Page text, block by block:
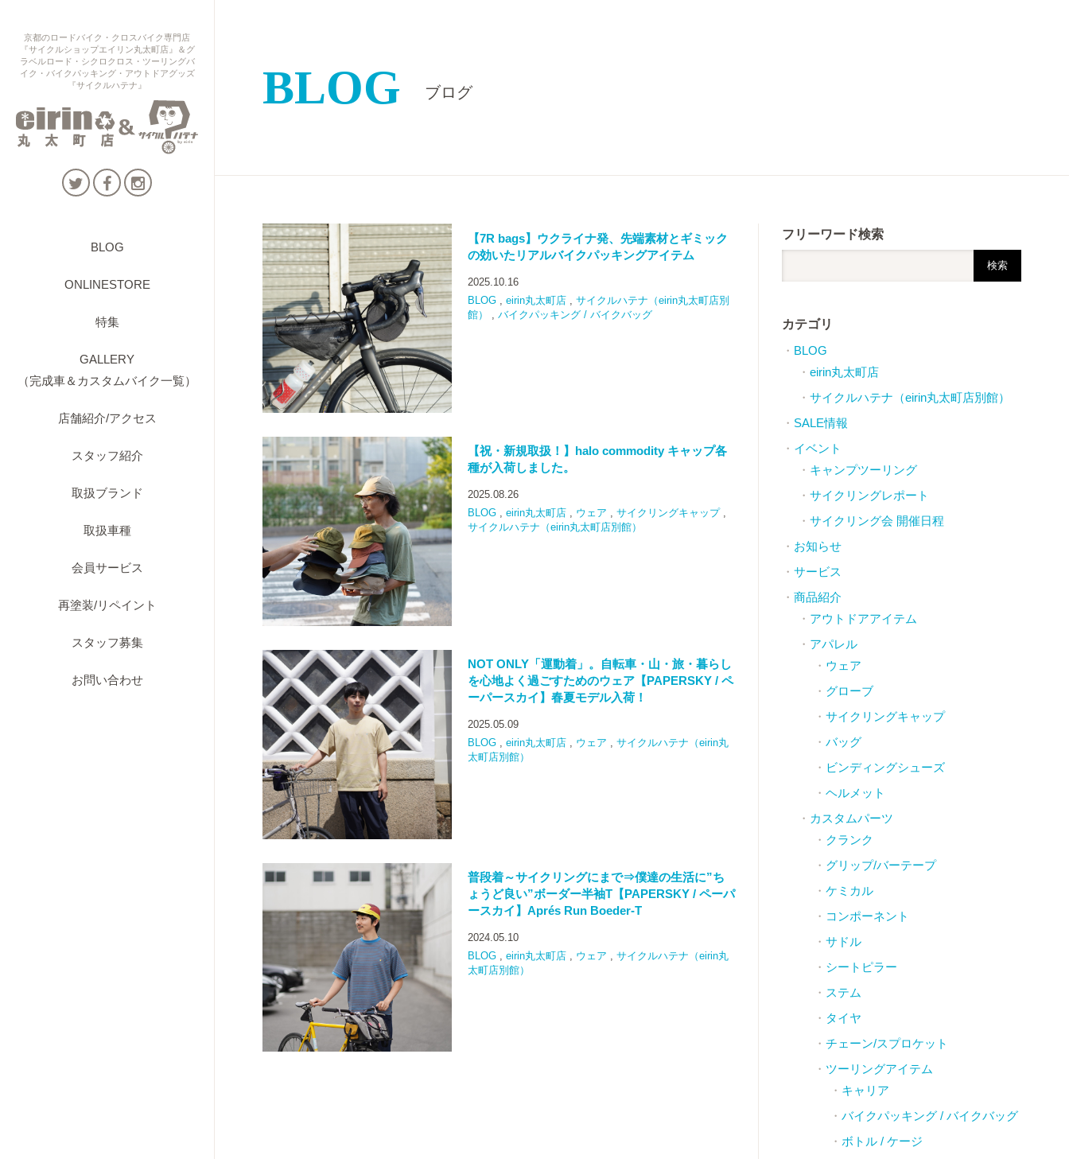
京都のロードバイク・クロスバイク専門店
『サイクルショップエイリン丸太町店』＆グ
ラベルロード・シクロクロス・ツーリングバ
イク・バイクパッキング・アウトドアグッズ
『サイクルハテナ』
BLOG
ONLINESTORE
特集
GALLERY
（完成車＆カスタムバイク一覧）
店舗紹介/アクセス
スタッフ紹介
取扱ブランド
取扱車種
会員サービス
再塗装/リペイント
スタッフ募集
お問い合わせ
BLOG ブログ
【7R bags】ウクライナ発、先端素材とギミック
の効いたリアルバイクパッキングアイテム
2025.10.16
BLOG, eirin丸太町店, サイクルハテナ（eirin丸太町店別
館）
バイクパッキング / バイクバッグ
【祝・新規取扱！】halo commodity キャップ各
種が入荷しました。
2025.08.26
BLOG, eirin丸太町店, ウェア , サイクリングキャップ,
サイクルハテナ（eirin丸太町店別館）
NOT ONLY「運動着」。自転車・山・旅・暮らし
を心地よく過ごすためのウェア【PAPERSKY / ペ
ーパースカイ】春夏モデル入荷！
2025.05.09
BLOG, eirin丸太町店, ウェア , サイクルハテナ（eirin丸
太町店別館）
普段着～サイクリングにまで⇒僕達の生活に”ち
ょうど良い”ボーダー半袖T【PAPERSKY / ペーパ
ースカイ】Aprés Run Boeder-T
2024.05.10
BLOG, eirin丸太町店, ウェア , サイクルハテナ（eirin丸
太町店別館）
フリーワード検索
カテゴリ
BLOG
eirin丸太町店
サイクルハテナ（eirin丸太町店別館）
SALE情報
イベント
キャンプツーリング
サイクリングレポート
サイクリング会 開催日程
お知らせ
サービス
商品紹介
アウトドアアイテム
アパレル
ウェア
グローブ
サイクリングキャップ
バッグ
ビンディングシューズ
ヘルメット
カスタムパーツ
クランク
グリップ/バーテープ
ケミカル
コンポーネント
サドル
シートピラー
ステム
タイヤ
チェーン/スプロケット
ツーリングアイテム
キャリア
バイクパッキング / バイクバッグ
ボトル / ケージ